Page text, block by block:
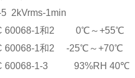
1min
60068-1和2 0℃～+55℃
60068-1和2 -25℃～+70℃
60068-1-3 93%RH 40℃